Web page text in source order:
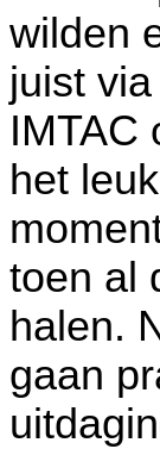
wilden
juist
IMTAC
het
toen al
halen.
gaan